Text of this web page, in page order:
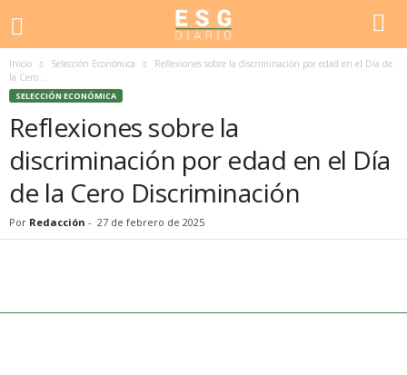
Inicio Selección Económica
Reflexiones sobre la discriminación por edad en el Día de
la Cero...
SELECCIÓN ECONÓMICA
Reflexiones sobre la
discriminación por edad en el Día
de la Cero Discriminación
Por Redacción - 27 de febrero de 2025